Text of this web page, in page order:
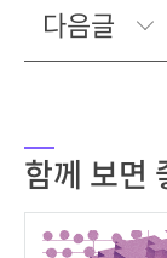
다음글
함께 보면